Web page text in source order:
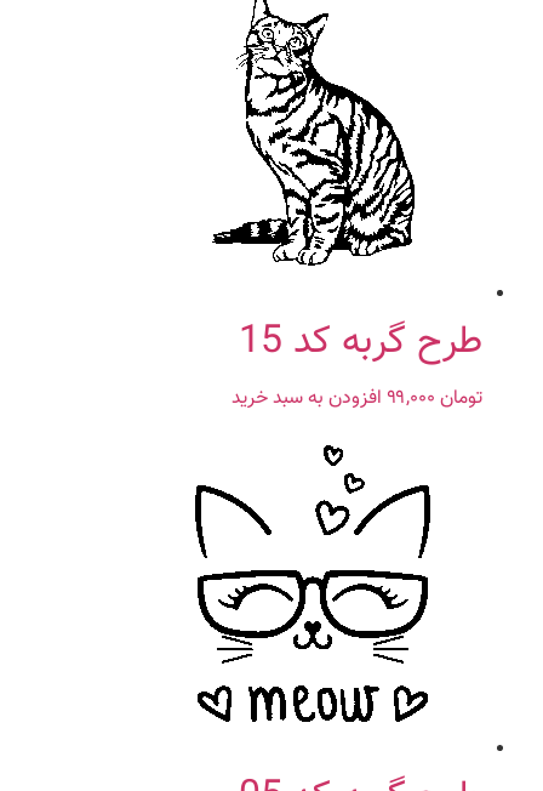
طرح گربه کد 15
تومان افزودن به سبد خرید